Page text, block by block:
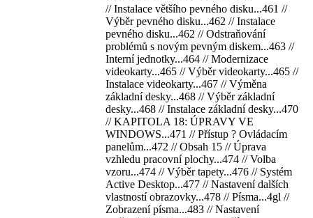
// Instalace většího pevného disku...461 //
Výběr pevného disku...462 // Instalace
pevného disku...462 // Odstraňování
problémů s novým pevným diskem...463 //
Interní jednotky...464 // Modernizace
videokarty...465 // Výběr videokarty...465 //
Instalace videokarty...467 // Výměna
základní desky...468 // Výběr základní
desky...468 // Instalace základní desky...470
// KAPITOLA 18: ÚPRAVY VE
WINDOWS...471 // Přístup ? Ovládacím
panelům...472 // Obsah 15 // Úprava
vzhledu pracovní plochy...474 // Volba
vzoru...474 // Výběr tapety...476 // Systém
Active Desktop...477 // Nastavení dalších
vlastností obrazovky...478 // Písma...4gl //
Zobrazení písma...483 // Nastavení